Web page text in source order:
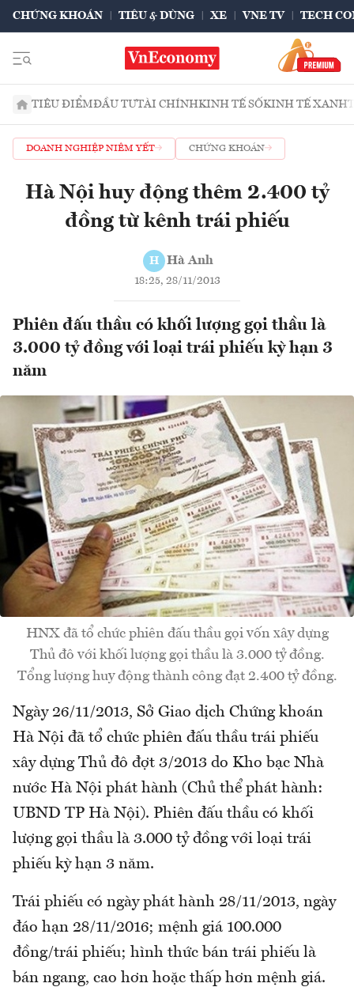
CHỨNG KHOÁN TIÊU & DÙNG XE VNE TV TECH
TIÊU ĐIỂMĐẦU TƯTÀI CHÍNHKINH TẾ SỐKINH TẾ XANH
DOANH NGHIỆP NIÊM YẾT CHỨNG KHOÁN
Hà Nội huy động thêm 2.400 tỷ
đồng từ kênh trái phiếu
H Hà Anh
18:25, 28/11/2013
Phiên đấu thầu có khối lượng gọi thầu là
3.000 tỷ đồng với loại trái phiếu kỳ hạn 3
năm
HNX đã tổ chức phiên đấu thầu gọi vốn xây dựng
Thủ đô với khối lượng gọi thầu là 3.000 tỷ đồng.
Tổng lượng huy động thành công đạt 2.400 tỷ đồng.
Ngày 26/11/2013, Sở Giao dịch Chứng khoán
Hà Nội đã tổ chức phiên đấu thầu trái phiếu
xây dựng Thủ đô đợt 3/2013 do Kho bạc Nhà
nước Hà Nội phát hành (Chủ thể phát hành:
UBND TP Hà Nội). Phiên đấu thầu có khối
lượng gọi thầu là 3.000 tỷ đồng với loại trái
phiếu kỳ hạn 3 năm.
Trái phiếu có ngày phát hành 28/11/2013, ngày
đáo hạn 28/11/2016; mệnh giá 100.000
đồng/trái phiếu; hình thức bán trái phiếu là
bán ngang, cao hơn hoặc thấp hơn mệnh giá.